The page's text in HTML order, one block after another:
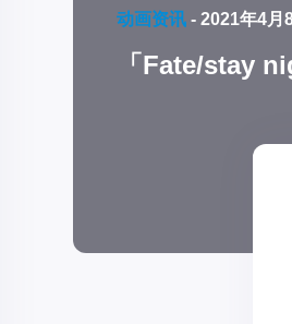
动画资讯 - 2021年4月
「Fate/stay